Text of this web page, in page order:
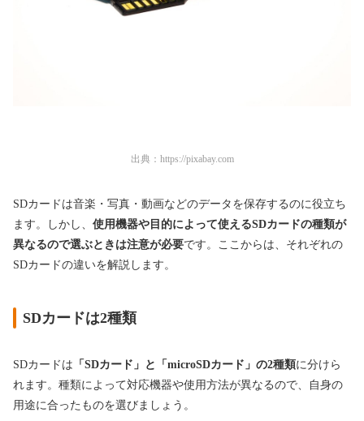
出典： https://pixabay.com
SDカードは音楽・写真・動画などのデータを保存するのに役立ち
ます。しかし、 使用機器や目的によって使えるSDカードの種類が
異なるので選ぶときは注意が必要です。ここからは、それぞれの
SDカードの違いを解説します。
SDカードは2種類
SDカードは 「SDカード」と「microSDカード」の2種類に分けら
れます。種類によって対応機器や使用方法が異なるので、自身の
用途に合ったものを選びましょう。